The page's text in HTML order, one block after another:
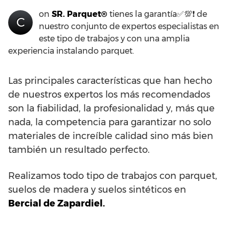
C
on SR. Parquet® tienes la garantía✅💯❗ de
nuestro conjunto de expertos especialistas en
este tipo de trabajos y con una amplia
experiencia instalando parquet.
Las principales características que han hecho
de nuestros expertos los más recomendados
son la fiabilidad, la profesionalidad y, más que
nada, la competencia para garantizar no solo
materiales de increíble calidad sino más bien
también un resultado perfecto.
Realizamos todo tipo de trabajos con parquet,
suelos de madera y suelos sintéticos en
Bercial de Zapardiel.